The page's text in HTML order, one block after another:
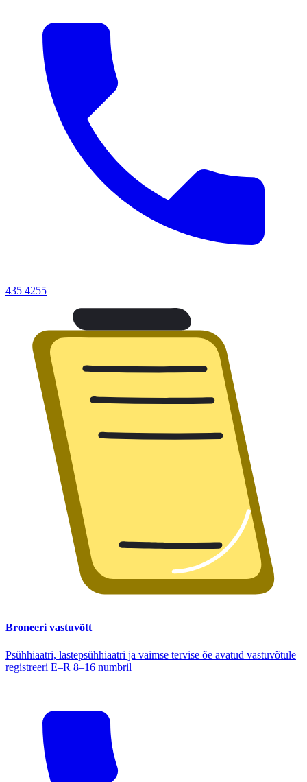
435 4255
Broneeri vastuvõtt
Psühhiaatri, lastepsühhiaatri ja vaimse tervise õe avatud vastuvõtule
registreeri E–R 8–16 numbril